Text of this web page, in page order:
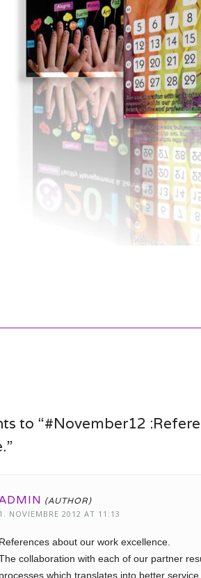
to “#November12
1. NOVIEMBRE 2012 AT 11:13
References about our work excellence.
collaboration with each of our partner
processes which translates into better service